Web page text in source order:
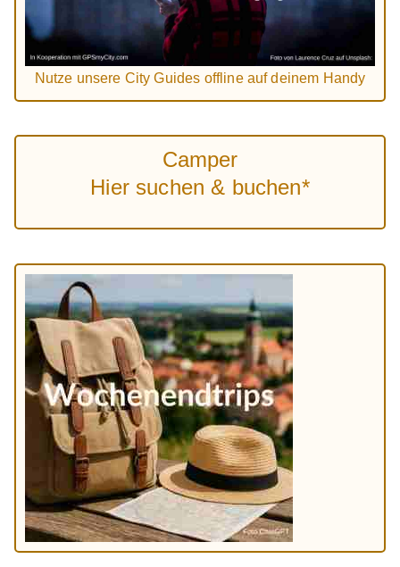
Nutze unsere City Guides offline auf deinem Handy
Camper
Hier suchen & buchen*